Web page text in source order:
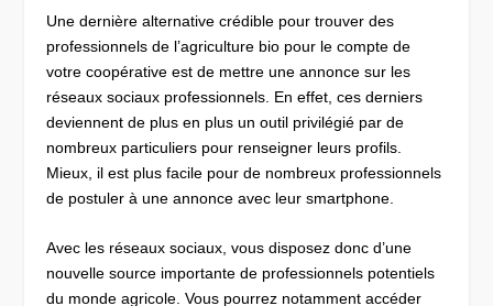
Une dernière alternative crédible pour trouver des
professionnels de l’agriculture bio pour le compte de
votre coopérative est de mettre une annonce sur les
réseaux sociaux professionnels. En effet, ces derniers
deviennent de plus en plus un outil privilégié par de
nombreux particuliers pour renseigner leurs profils.
Mieux, il est plus facile pour de nombreux professionnels
de postuler à une annonce avec leur smartphone.
Avec les réseaux sociaux, vous disposez donc d’une
nouvelle source importante de professionnels potentiels
du monde agricole. Vous pourrez notamment accéder